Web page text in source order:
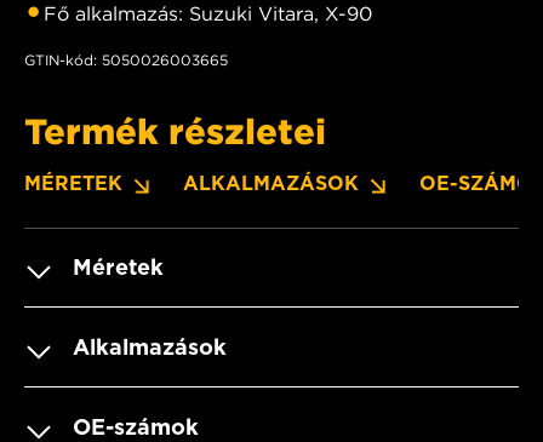
Fő alkalmazás: Suzuki Vitara, X-90
GTIN-kód: 5050026003665
Termék részletei
MÉRETEK ALKALMAZÁSOK OE-
Méretek
Alkalmazások
OE-számok